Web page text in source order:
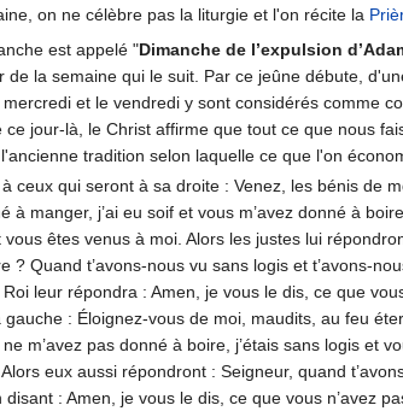
on ne célèbre pas la liturgie et l'on récite la
est appelé "Dimanche de l’expulsion
de la semaine qui le suit. Par ce jeûne débute,
et le vendredi y sont considérés comme
ce jour-là, le Christ affirme que tout ce que nous
tradition selon laquelle ce que l'on
ceux qui seront à sa droite : Venez, les bénis de
à manger, j’ai eu soif et vous m’avez donné à
êtes venus à moi. Alors les justes lui
? Quand t’avons-nous vu sans logis et t’avons-
leur répondra : Amen, je vous le dis, ce que
: Éloignez-vous de moi, maudits, au feu
ne m’avez pas donné à boire, j’étais sans logis et
Alors eux aussi répondront : Seigneur, quand
: Amen, je vous le dis, ce que vous n’avez